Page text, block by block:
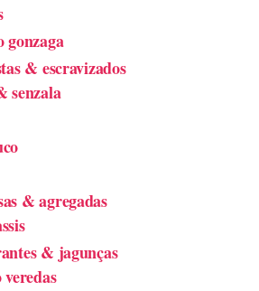
gonzaga
& escravizados
senzala
& agregadas
& jagunças